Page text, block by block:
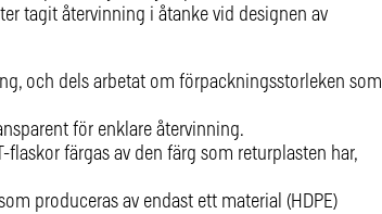
tagit återvinning i åtanke vid designen av
och dels arbetat om förpackningsstorleken som
för enklare återvinning.
flaskor färgas av den färg som returplasten har,
produceras av endast ett material (HDPE)